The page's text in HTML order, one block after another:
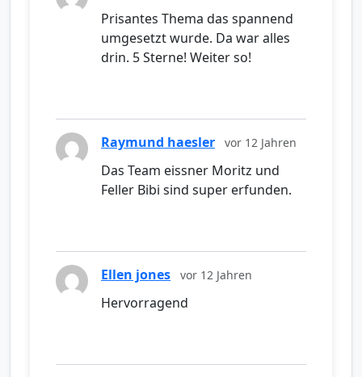
Prisantes Thema das spannend
umgesetzt wurde. Da war alles
drin. 5 Sterne! Weiter so!
Raymund haesler vor 12 Jahren
Das Team eissner Moritz und
Feller Bibi sind super erfunden.
Ellen jones vor 12 Jahren
Hervorragend